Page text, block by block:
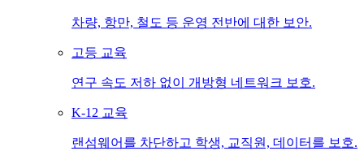
차량, 항만, 철도 등 운영 전반에 대한 보안.
고등 교육
연구 속도 저하 없이 개방형 네트워크 보호.
K-12 교육
랜섬웨어를 차단하고 학생, 교직원, 데이터를 보호.